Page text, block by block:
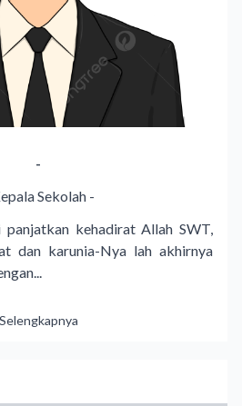
-
Sekolah -
kehadirat Allah SWT,
dan karunia-Nya lah akhirnya
Selengkapnya